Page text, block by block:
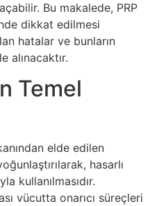
Bu makalede, PRP
dikkat edilmesi
hatalar ve bunların
alınacaktır.
Temel
elde edilen
hasarlı
kullanılmasıdır.
vücutta onarıcı süreçleri